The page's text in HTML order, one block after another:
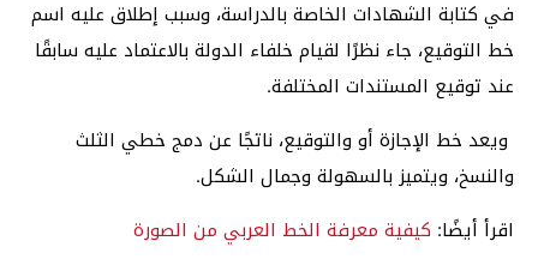
في كتابة الشهادات الخاصة بالدراسة، وسبب إطلاق عليه اسم
خط التوقيع، جاء نظرًا لقيام خلفاء الدولة بالاعتماد عليه سابقًا
عند توقيع المستندات المختلفة.
ويعد خط الإجازة أو والتوقيع، ناتجًا عن دمج خطي الثلث
والنسخ، ويتميز بالسهولة وجمال الشكل.
اقرأ أيضًا: كيفية معرفة الخط العربي من الصورة